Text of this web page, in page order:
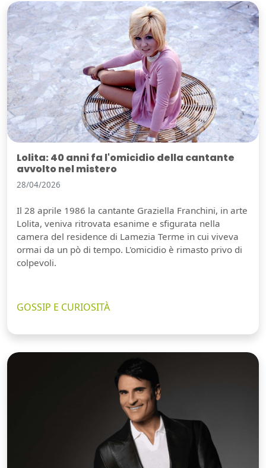
Lolita: 40 anni fa l'omicidio della cantante
avvolto nel mistero
28/04/2026
Il 28 aprile 1986 la cantante Graziella Franchini, in arte
Lolita, veniva ritrovata esanime e sfigurata nella
camera del residence di Lamezia Terme in cui viveva
ormai da un pò di tempo. L'omicidio è rimasto privo di
colpevoli.
GOSSIP E CURIOSITÀ